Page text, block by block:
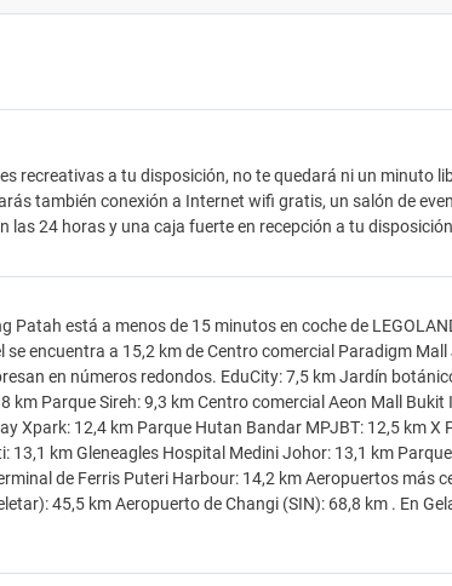
recreativas a tu disposición, no te quedará ni un minuto
también conexión a Internet wifi gratis, un salón de
las 24 horas y una caja fuerte en recepción a tu
Patah está a menos de 15 minutos en coche de
encuentra a 15,2 km de Centro comercial Paradigm
en números redondos. EduCity: 7,5 km Jardín
km Parque Sireh: 9,3 km Centro comercial Aeon Mall
Xpark: 12,4 km Parque Hutan Bandar MPJBT: 12,5 km X
13,1 km Gleneagles Hospital Medini Johor: 13,1 km
de Ferris Puteri Harbour: 14,2 km Aeropuertos más
45,5 km Aeropuerto de Changi (SIN): 68,8 km . En